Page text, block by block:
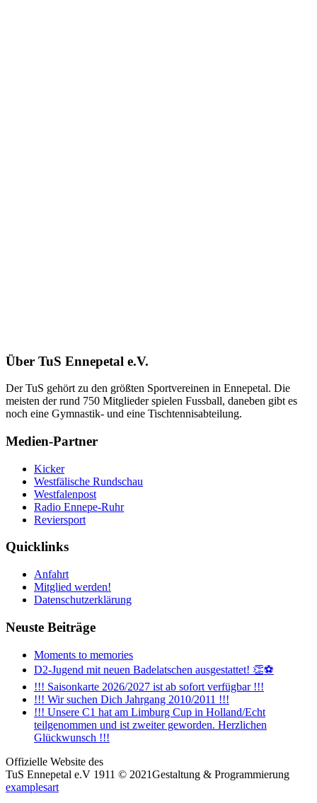
Über TuS Ennepetal e.V.
Der TuS gehört zu den größten Sportvereinen in Ennepetal. Die
meisten der rund 750 Mitglieder spielen Fussball, daneben gibt es
noch eine Gymnastik- und eine Tischtennisabteilung.
Medien-Partner
Kicker
Westfälische Rundschau
Westfalenpost
Radio Ennepe-Ruhr
Reviersport
Quicklinks
Anfahrt
Mitglied werden!
Datenschutzerklärung
Neuste Beiträge
Moments to memories
D2-Jugend mit neuen Badelatschen ausgestattet! 👏⚽
!!! Saisonkarte 2026/2027 ist ab sofort verfügbar !!!
!!! Wir suchen Dich Jahrgang 2010/2011 !!!
!!! Unsere C1 hat am Limburg Cup in Holland/Echt
teilgenommen und ist zweiter geworden. Herzlichen
Glückwunsch !!!
Offizielle Website des
TuS Ennepetal e.V 1911 © 2021Gestaltung & Programmierung
examplesart